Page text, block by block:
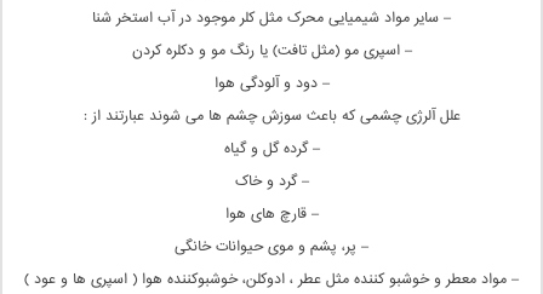
– سایر مواد شیمیایی محرک مثل کلر موجود در آب استخر شنا
– اسپری مو (مثل تافت) یا رنگ مو و دکلره کردن
– دود و آلودگی هوا
علل آلرژی چشمی که باعث سوزش چشم ها می شوند عبارتند از :
– گرده گل و گیاه
– گرد و خاک
– قارچ های هوا
– پر، پشم و موی حیوانات خانگی
– مواد معطر و خوشبو کننده مثل عطر ، ادوکلن، خوشبوکننده هوا ( اسپری ها و عود )